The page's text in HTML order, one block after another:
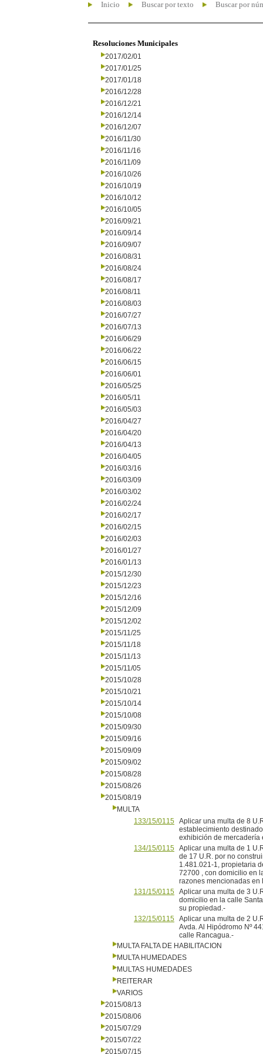
Inicio Buscar por texto Buscar por
Resoluciones Municipales
2017/02/01
2017/01/25
2017/01/18
2016/12/28
2016/12/21
2016/12/14
2016/12/07
2016/11/30
2016/11/16
2016/11/09
2016/10/26
2016/10/19
2016/10/12
2016/10/05
2016/09/21
2016/09/14
2016/09/07
2016/08/31
2016/08/24
2016/08/17
2016/08/11
2016/08/03
2016/07/27
2016/07/13
2016/06/29
2016/06/22
2016/06/15
2016/06/01
2016/05/25
2016/05/11
2016/05/03
2016/04/27
2016/04/20
2016/04/13
2016/04/05
2016/03/16
2016/03/09
2016/03/02
2016/02/24
2016/02/17
2016/02/15
2016/02/03
2016/01/27
2016/01/13
2015/12/30
2015/12/23
2015/12/16
2015/12/09
2015/12/02
2015/11/25
2015/11/18
2015/11/13
2015/11/05
2015/10/28
2015/10/21
2015/10/14
2015/10/08
2015/09/30
2015/09/16
2015/09/09
2015/09/02
2015/08/28
2015/08/26
2015/08/19
MULTA
133/15/0115 Aplicar una multa de 8
establecimiento
exhibición de mercadería
134/15/0115 Aplicar una multa de 1
de 17 U.R. por no
1.481.021-1, propietaria
72700 , con domicilio en
razones mencionadas en
131/15/0115 Aplicar una multa de 3
domicilio en la calle
su propiedad.-
132/15/0115 Aplicar una multa de 2
Avda. Al Hipódromo Nº
calle Rancagua.-
MULTA FALTA DE HABILITACION
MULTA HUMEDADES
MULTAS HUMEDADES
REITERAR
VARIOS
2015/08/13
2015/08/06
2015/07/29
2015/07/22
2015/07/15